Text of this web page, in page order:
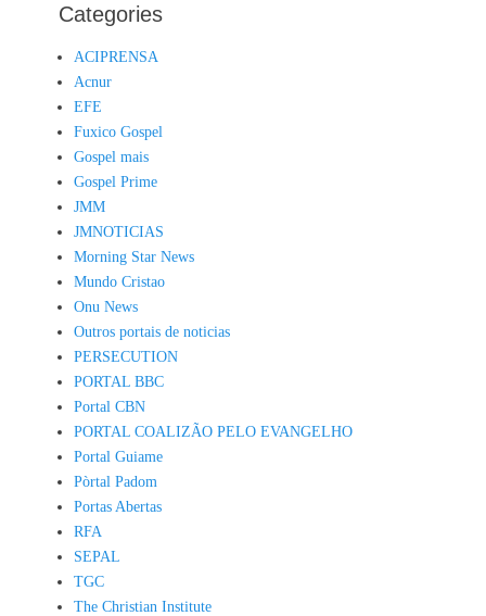
Categories
ACIPRENSA
Acnur
EFE
Fuxico Gospel
Gospel mais
Gospel Prime
JMM
JMNOTICIAS
Morning Star News
Mundo Cristao
Onu News
Outros portais de noticias
PERSECUTION
PORTAL BBC
Portal CBN
PORTAL COALIZÃO PELO EVANGELHO
Portal Guiame
Pòrtal Padom
Portas Abertas
RFA
SEPAL
TGC
The Christian Institute